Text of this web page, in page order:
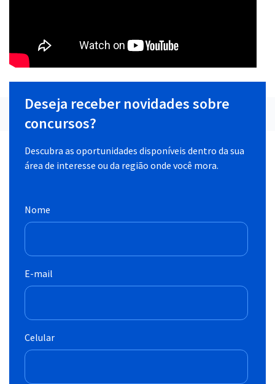
Deseja receber novidades sobre
concursos?
Descubra as oportunidades disponíveis dentro da sua
área de interesse ou da região onde você mora.
Nome
E-mail
Celular